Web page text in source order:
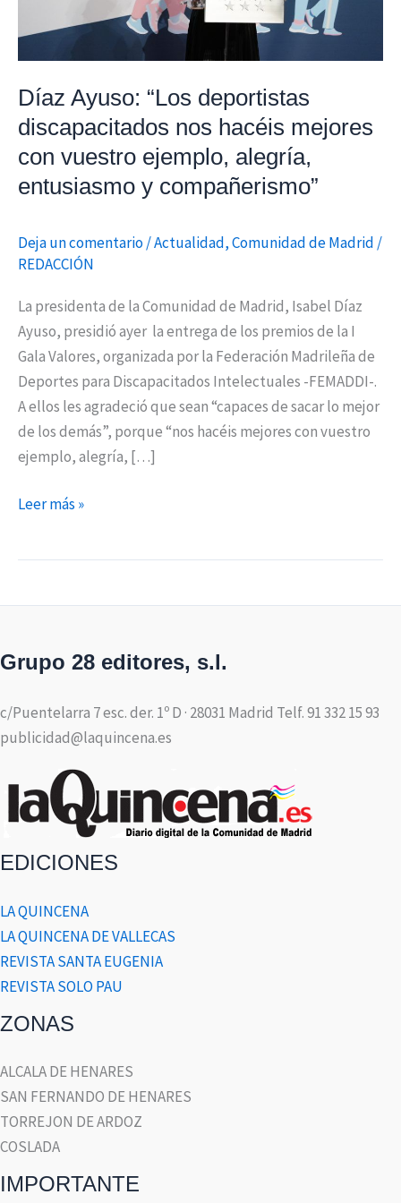
Díaz Ayuso: “Los deportistas
discapacitados nos hacéis mejores
con vuestro ejemplo, alegría,
entusiasmo y compañerismo”
Deja un comentario/Actualidad,Comunidad de Madrid /
REDACCIÓN
La presidenta de la Comunidad de Madrid, Isabel Díaz
Ayuso, presidió ayer la entrega de los premios de la I
Gala Valores, organizada por la Federación Madrileña de
Deportes para Discapacitados Intelectuales -FEMADDI-.
A ellos les agradeció que sean “capaces de sacar lo mejor
de los demás”, porque “nos hacéis mejores con vuestro
ejemplo, alegría, […]
alegría,
entusiasmo
compañerismo”
Leer más »
Grupo 28 editores, s.l.
c/Puentelarra 7 esc. der. 1º D · 28031 Madrid Telf. 91 332 15 93
publicidad@laquincena.es
EDICIONES
LA QUINCENA
LA QUINCENA DE VALLECAS
REVISTA SANTA EUGENIA
REVISTA SOLO PAU
ZONAS
ALCALA DE HENARES
SAN FERNANDO DE HENARES
TORREJON DE ARDOZ
COSLADA
IMPORTANTE